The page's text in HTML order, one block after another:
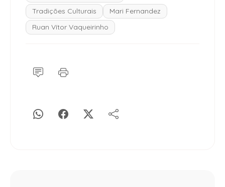
Tradições Culturais
Mari Fernandez
Ruan Vítor Vaqueirinho